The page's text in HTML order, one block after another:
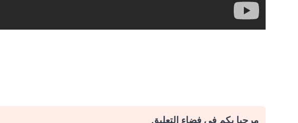
مرحبا بكم في فضاء التعليق